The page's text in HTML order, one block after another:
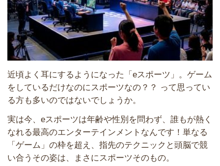
近頃よく耳にするようになった「eスポーツ」。ゲーム
をしているだけなのにスポーツなの？？ って思ってい
る方も多いのではないでしょうか。
実は今、eスポーツは年齢や性別を問わず、誰もが熱く
なれる最高のエンターテインメントなんです！単なる
「ゲーム」の枠を超え、指先のテクニックと頭脳で競
い合うその姿は、まさにスポーツそのもの。